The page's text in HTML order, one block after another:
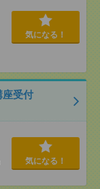
気になる！
座受付
気になる！